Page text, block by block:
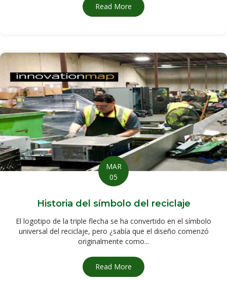
Read More about ¡CompuCycle hace
MAR
05
Historia del símbolo del reciclaje
El logotipo de la triple flecha se ha convertido en el símbolo
universal del reciclaje, pero ¿sabía que el diseño comenzó
originalmente como...
Read More about Historia del símbolo